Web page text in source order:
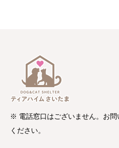
※ 電話窓口はございません。お
ください。